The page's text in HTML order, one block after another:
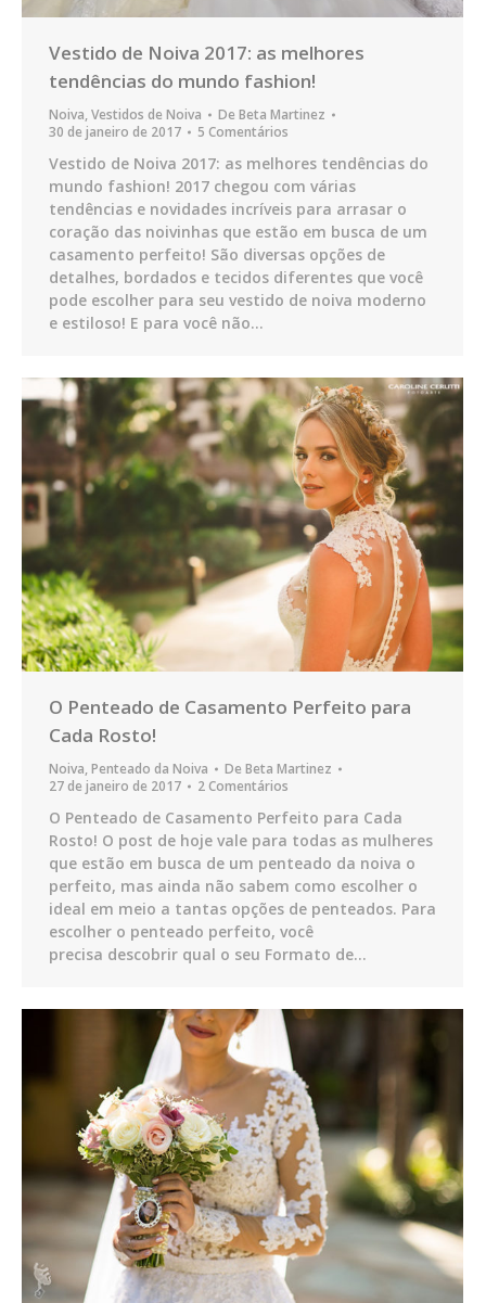
Vestido de Noiva 2017: as melhores
tendências do mundo fashion!
Noiva,Vestidos de Noiva De Beta Martinez
30 de janeiro de 2017
5 Comentários
Vestido de Noiva 2017: as melhores tendências do
mundo fashion! 2017 chegou com várias
tendências e novidades incríveis para arrasar o
coração das noivinhas que estão em busca de um
casamento perfeito! São diversas opções de
detalhes, bordados e tecidos diferentes que você
pode escolher para seu vestido de noiva moderno
e estiloso! E para você não…
O Penteado de Casamento Perfeito para
Cada Rosto!
Noiva,Penteado da Noiva De Beta Martinez
27 de janeiro de 2017
2 Comentários
O Penteado de Casamento Perfeito para Cada
Rosto! O post de hoje vale para todas as mulheres
que estão em busca de um penteado da noiva o
perfeito, mas ainda não sabem como escolher o
ideal em meio a tantas opções de penteados. Para
escolher o penteado perfeito, você
precisa descobrir qual o seu Formato de…